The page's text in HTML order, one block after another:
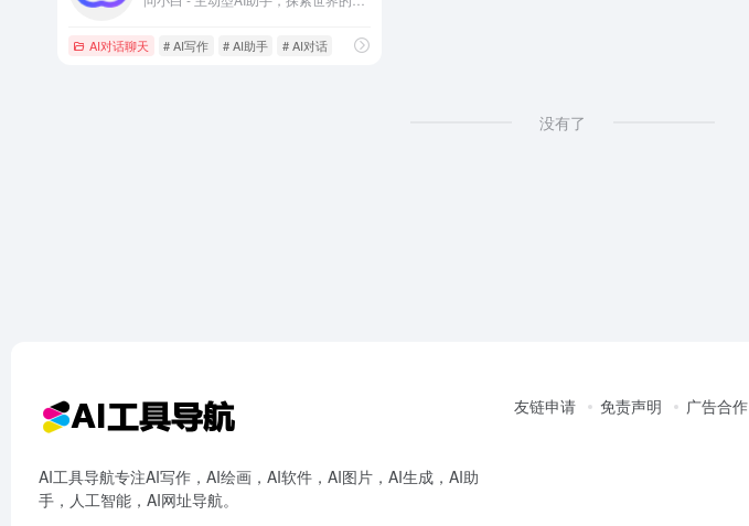
AI对话聊天 # AI写作 # AI助手 # AI对话
没有了
AI工具导航专注AI写作，AI绘画，AI软件，AI图片，AI生成，AI助
手，人工智能，AI网址导航。
友链申请 免责声明 广告合作